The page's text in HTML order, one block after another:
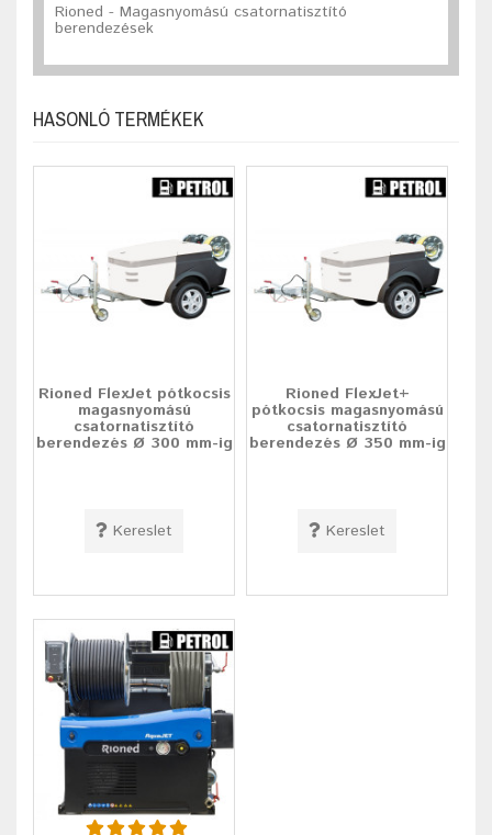
Rioned - Magasnyomású csatornatisztító
berendezések
HASONLÓ TERMÉKEK
Rioned FlexJet pótkocsis
magasnyomású
csatornatisztító
berendezés Ø 300 mm-ig
Kereslet
Rioned FlexJet+
pótkocsis magasnyomású
csatornatisztító
berendezés Ø 350 mm-ig
Kereslet